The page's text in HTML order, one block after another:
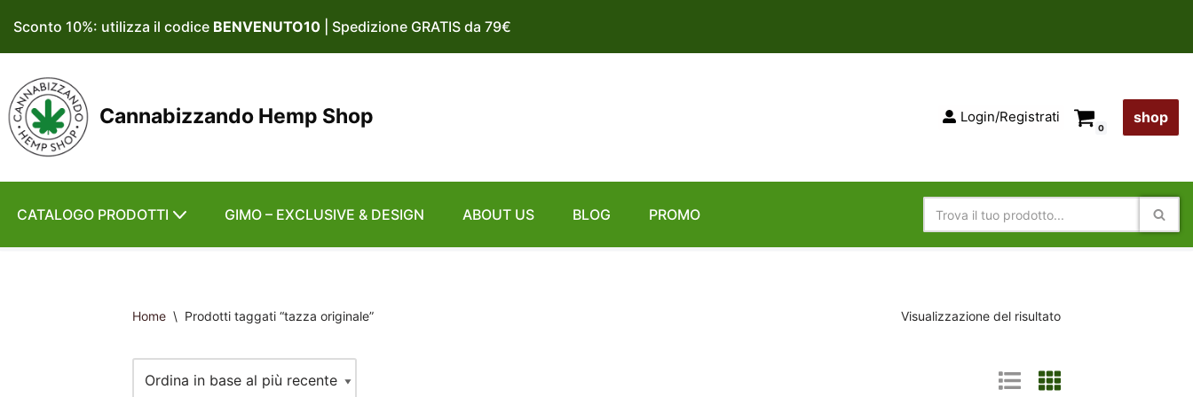
Vai
contenuto
Sconto 10%: utilizza il codice BENVENUTO10 | Spedizione GRATIS da 79€
Cannabizzando Hemp Shop Login/Registrati
0
shop
CATALOGO PRODOTTI GIMO – EXCLUSIVE & DESIGN ABOUT US BLOG PROMO
Home \ Prodotti taggati “tazza originale” Visualizzazione del risultato